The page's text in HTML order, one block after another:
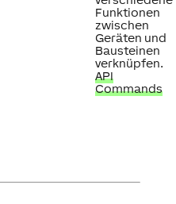
Funktionen
zwischen
Geräten und
Bausteinen
verknüpfen.
API
Commands